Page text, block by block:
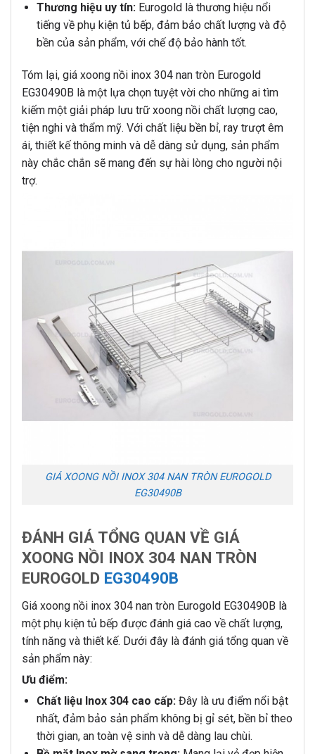
Thương hiệu uy tín:Eurogold là thương hiệu nổi
tiếng về phụ kiện tủ bếp, đảm bảo chất lượng và độ
bền của sản phẩm, với chế độ bảo hành tốt.
Tóm lại, giá xoong nồi inox 304 nan tròn Eurogold
EG30490B là một lựa chọn tuyệt vời cho những ai tìm
kiếm một giải pháp lưu trữ xoong nồi chất lượng cao,
tiện nghi và thẩm mỹ. Với chất liệu bền bỉ, ray trượt êm
ái, thiết kế thông minh và dễ dàng sử dụng, sản phẩm
này chắc chắn sẽ mang đến sự hài lòng cho người nội
trợ.
GIÁ XOONG NỒI INOX 304 NAN TRÒN EUROGOLD
EG30490B
ĐÁNH GIÁ TỔNG QUAN VỀ GIÁ
XOONG NỒI INOX 304 NAN TRÒN
EUROGOLD EG30490B
Giá xoong nồi inox 304 nan tròn Eurogold EG30490B là
một phụ kiện tủ bếp được đánh giá cao về chất lượng,
tính năng và thiết kế. Dưới đây là đánh giá tổng quan về
sản phẩm này:
Ưu điểm:
Chất liệu Inox 304 cao cấp:Đây là ưu điểm nổi bật
nhất, đảm bảo sản phẩm không bị gỉ sét, bền bỉ theo
thời gian, an toàn vệ sinh và dễ dàng lau chùi.